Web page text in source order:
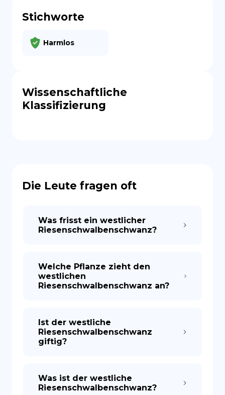
Stichworte
Harmlos
Wissenschaftliche
Klassifizierung
Die Leute fragen oft
Was frisst ein westlicher
Riesenschwalbenschwanz?
Welche Pflanze zieht den
westlichen
Riesenschwalbenschwanz an?
Ist der westliche
Riesenschwalbenschwanz
giftig?
Was ist der westliche
Riesenschwalbenschwanz?